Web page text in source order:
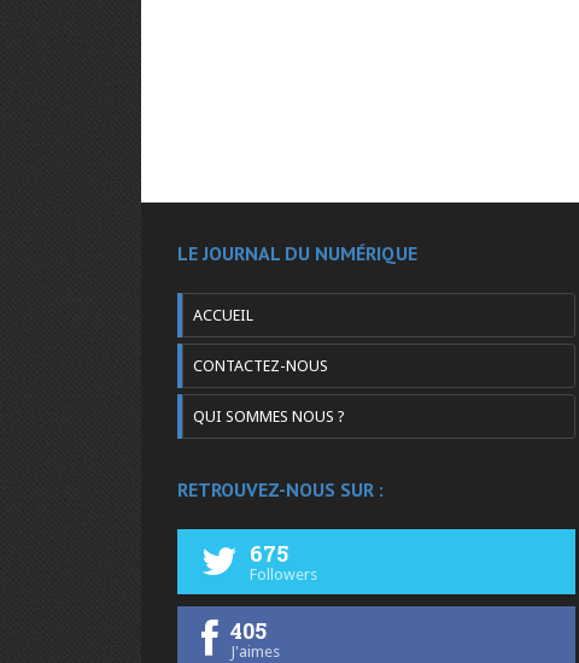
LE JOURNAL DU NUMÉRIQUE
ACCUEIL
CONTACTEZ-NOUS
QUI SOMMES NOUS ?
RETROUVEZ-NOUS SUR :
675
Followers
405
J'aimes